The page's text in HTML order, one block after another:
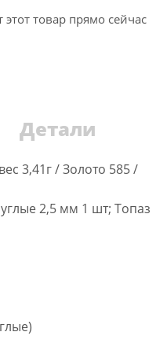
товар прямо сейчас
Детали
3,41г / Золото 585 /
2,5 мм 1 шт; Топаз